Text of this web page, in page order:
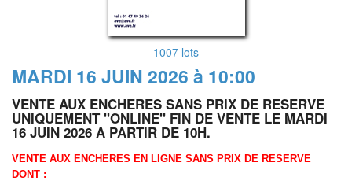
1007 lots
MARDI 16 JUIN 2026 à 10:00
VENTE AUX ENCHERES SANS PRIX DE RESERVE
UNIQUEMENT "ONLINE" FIN DE VENTE LE MARDI
16 JUIN 2026 A PARTIR DE 10H.
VENTE AUX ENCHERES EN LIGNE SANS PRIX DE RESERVE
DONT :